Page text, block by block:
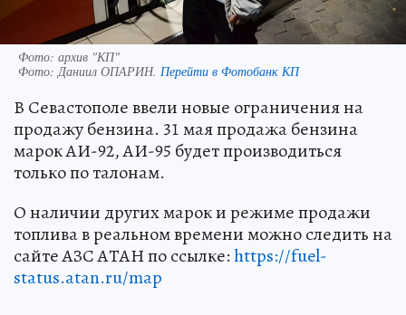
Фото: архив "КП"
Фото: Даниил ОПАРИН. Перейти в Фотобанк КП
В Севастополе ввели новые ограничения на
продажу бензина. 31 мая продажа бензина
марок АИ-92, АИ-95 будет производиться
только по талонам.
О наличии других марок и режиме продажи
топлива в реальном времени можно следить на
сайте АЗС АТАН по ссылке:https://fuel-
status.atan.ru/map